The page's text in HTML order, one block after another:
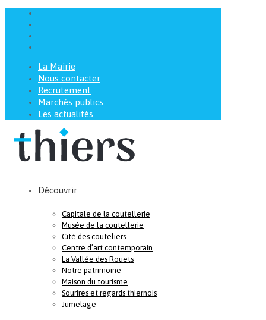
La Mairie
Nous contacter
Recrutement
Marchés publics
Les actualités
Découvrir
Capitale de la coutellerie
Musée de la coutellerie
Cité des couteliers
Centre d’art contemporain
La Vallée des Rouets
Notre patrimoine
Maison du tourisme
Sourires et regards thiernois
Jumelage